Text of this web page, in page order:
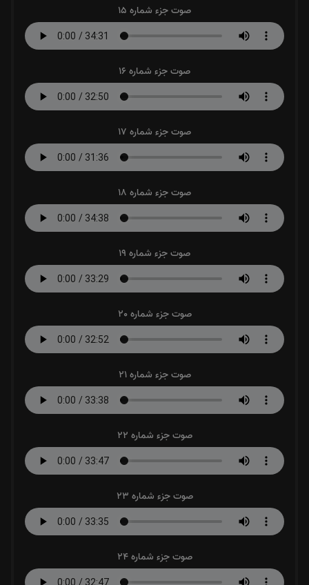
صوت جزء شماره 15
صوت جزء شماره 16
صوت جزء شماره 17
صوت جزء شماره 18
صوت جزء شماره 19
صوت جزء شماره 20
صوت جزء شماره 21
صوت جزء شماره 22
صوت جزء شماره 23
صوت جزء شماره 24